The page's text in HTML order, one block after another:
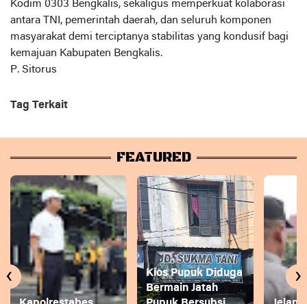
Kodim 0303 Bengkalis, sekaligus memperkuat kolaborasi
antara TNI, pemerintah daerah, dan seluruh komponen
masyarakat demi terciptanya stabilitas yang kondusif bagi
kemajuan Kabupaten Bengkalis.
P. Sitorus
Tag Terkait
FEATURED
Kios Pupuk Diduga
Bermain Jatah
‹ ›